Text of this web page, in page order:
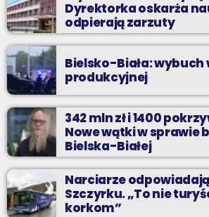
Dyrektorka oskarża
odpierają zarzuty
Bielsko-Biała: wybuch
produkcyjnej
342 mln zł i 1400
Nowe wątki w sprawie
Bielska-Białej
Narciarze
Szczyrku. „To nie
korkom”